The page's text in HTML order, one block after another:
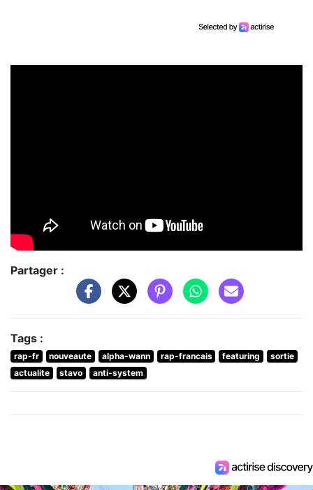
Partager :
Tags :
rap-fr nouveaute alpha-wann rap-francais featuring
sortie
actualite
stavo anti-system